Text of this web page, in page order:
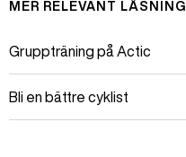
MER RELEVANT LÄSNING
Gruppträning på Actic
Bli en bättre cyklist